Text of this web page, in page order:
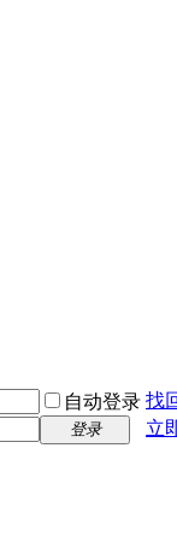
自动登录 找
登录
立